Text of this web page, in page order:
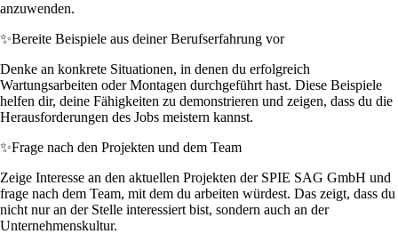
anzuwenden.
✨Bereite Beispiele aus deiner Berufserfahrung vor
Denke an konkrete Situationen, in denen du erfolgreich
Wartungsarbeiten oder Montagen durchgeführt hast. Diese Beispiele
helfen dir, deine Fähigkeiten zu demonstrieren und zeigen, dass du die
Herausforderungen des Jobs meistern kannst.
✨Frage nach den Projekten und dem Team
Zeige Interesse an den aktuellen Projekten der SPIE SAG GmbH und
frage nach dem Team, mit dem du arbeiten würdest. Das zeigt, dass du
nicht nur an der Stelle interessiert bist, sondern auch an der
Unternehmenskultur.